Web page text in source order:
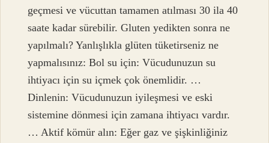
geçmesi ve vücuttan tamamen atılması 30 ila 40
saate kadar sürebilir. Gluten yedikten sonra ne
yapılmalı? Yanlışlıkla glüten tüketirseniz ne
yapmalısınız: Bol su için: Vücudunuzun su
ihtiyacı için su içmek çok önemlidir. …
Dinlenin: Vücudunuzun iyileşmesi ve eski
sistemine dönmesi için zamana ihtiyacı vardır.
… Aktif kömür alın: Eğer gaz ve şişkinliğiniz